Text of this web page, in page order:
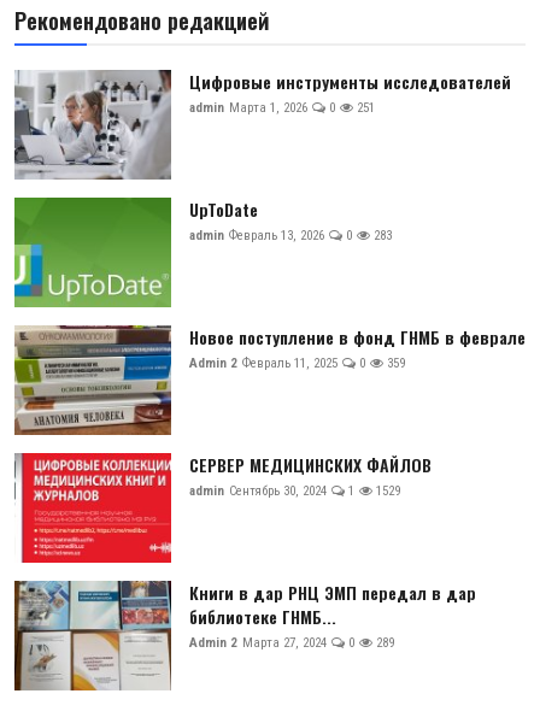
Рекомендовано редакцией
Цифровые инструменты исследователей
admin Марта 1, 2026 0 251
UpToDate
admin Февраль 13, 2026 0 283
Новое поступление в фонд ГНМБ в феврале
Admin 2 Февраль 11, 2025 0 359
СЕРВЕР МЕДИЦИНСКИХ ФАЙЛОВ
admin Сентябрь 30, 2024 1 1529
Книги в дар РНЦ ЭМП передал в дар
библиотеке ГНМБ...
Admin 2 Марта 27, 2024 0 289